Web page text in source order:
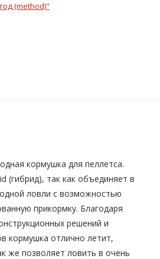
(method)"
кормушка для пеллетса.
(гибрид), так как объединяет в
ловли с возможностью
прикормку. Благодаря
решений и
кормушка отлично летит,
же позволяет ловить в очень